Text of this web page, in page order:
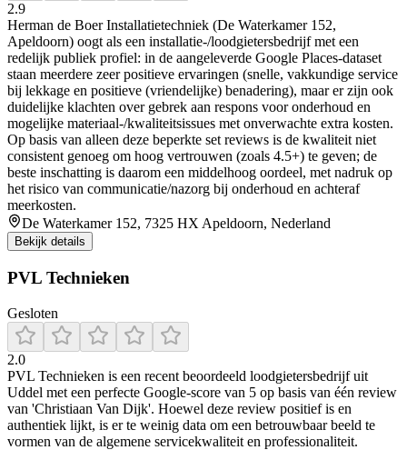
2.9
Herman de Boer Installatietechniek (De Waterkamer 152,
Apeldoorn) oogt als een installatie-/loodgietersbedrijf met een
redelijk publiek profiel: in de aangeleverde Google Places-dataset
staan meerdere zeer positieve ervaringen (snelle, vakkundige service
bij lekkage en positieve (vriendelijke) benadering), maar er zijn ook
duidelijke klachten over gebrek aan respons voor onderhoud en
mogelijke materiaal-/kwaliteitsissues met onverwachte extra kosten.
Op basis van alleen deze beperkte set reviews is de kwaliteit niet
consistent genoeg om hoog vertrouwen (zoals 4.5+) te geven; de
beste inschatting is daarom een middelhoog oordeel, met nadruk op
het risico van communicatie/nazorg bij onderhoud en achteraf
meerkosten.
De Waterkamer 152, 7325 HX Apeldoorn, Nederland
Bekijk details
PVL Technieken
Gesloten
2.0
PVL Technieken is een recent beoordeeld loodgietersbedrijf uit
Uddel met een perfecte Google-score van 5 op basis van één review
van 'Christiaan Van Dijk'. Hoewel deze review positief is en
authentiek lijkt, is er te weinig data om een betrouwbaar beeld te
vormen van de algemene servicekwaliteit en professionaliteit.